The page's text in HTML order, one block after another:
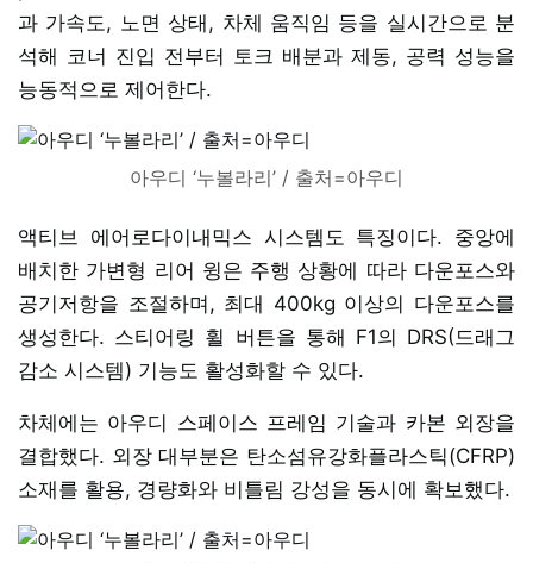
과 가속도, 노면 상태, 차체 움직임 등을 실시간으로 분
석해 코너 진입 전부터 토크 배분과 제동, 공력 성능을
능동적으로 제어한다.
아우디 ‘누볼라리’ / 출처=아우디
액티브 에어로다이내믹스 시스템도 특징이다. 중앙에
배치한 가변형 리어 윙은 주행 상황에 따라 다운포스와
공기저항을 조절하며, 최대 400kg 이상의 다운포스를
생성한다. 스티어링 휠 버튼을 통해 F1의 DRS(드래그
감소 시스템) 기능도 활성화할 수 있다.
차체에는 아우디 스페이스 프레임 기술과 카본 외장을
결합했다. 외장 대부분은 탄소섬유강화플라스틱(CFRP)
소재를 활용, 경량화와 비틀림 강성을 동시에 확보했다.